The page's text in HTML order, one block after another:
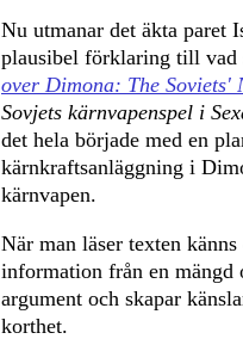
Nu utmanar det äkta paret
plausibel förklaring till vad
over Dimona: The Soviets'
Sovjets kärnvapenspel i
det hela började med en
kärnkraftsanläggning i
kärnvapen.
När man läser texten
information från en mängd
argument och skapar
korthet.